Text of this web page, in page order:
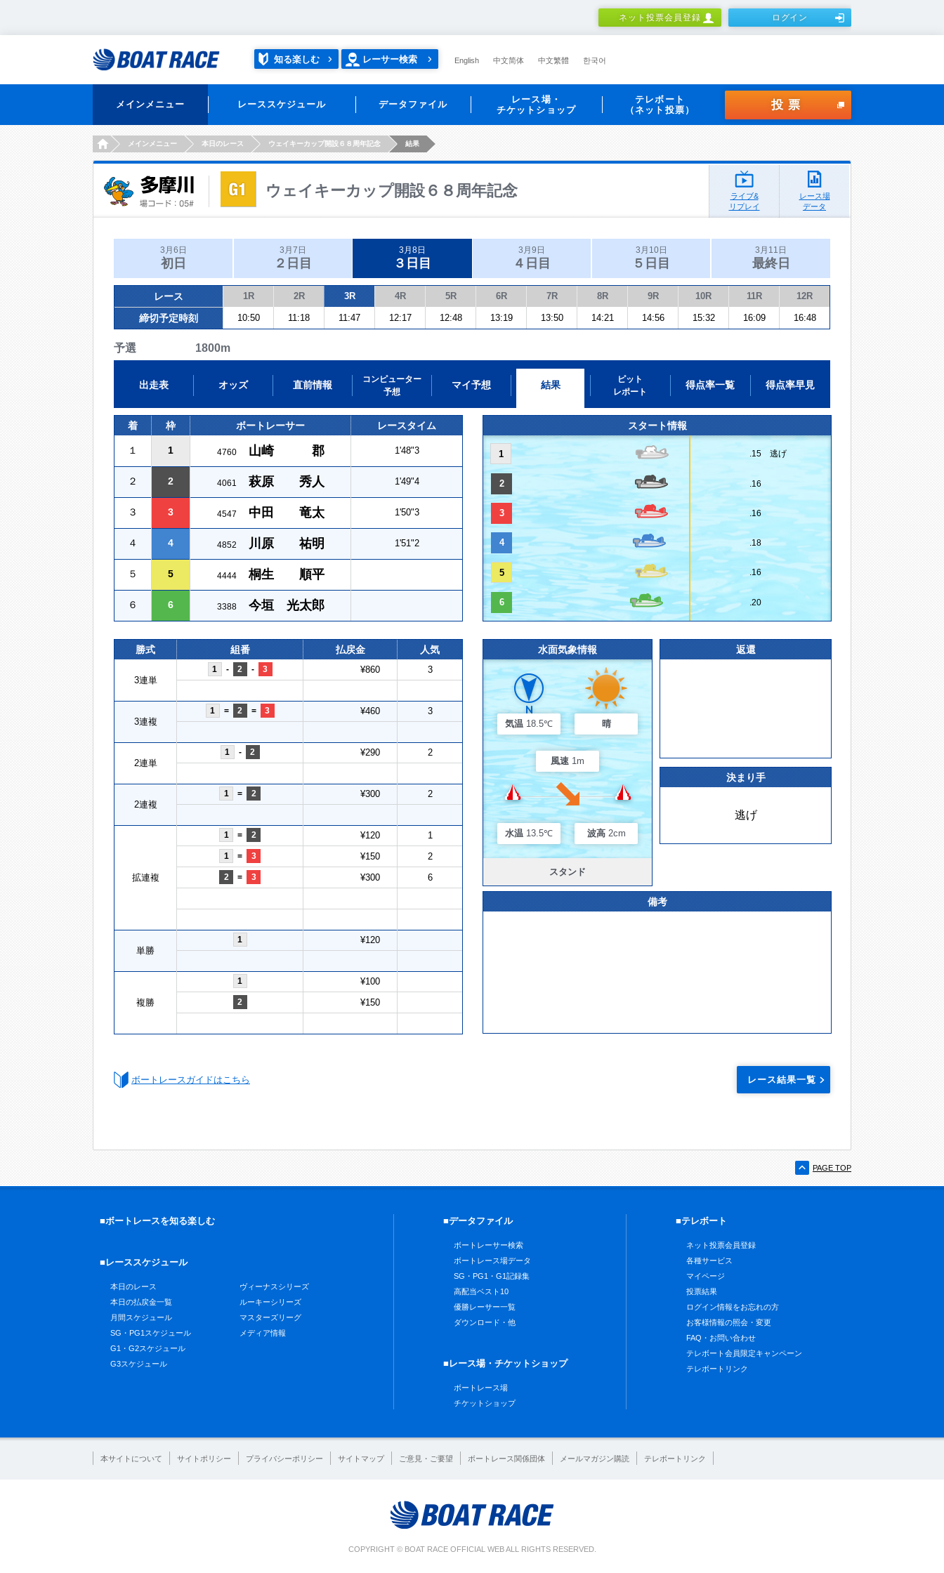
ネット投票会員登録 ログイン
知る楽しむ レーサー検索 English 中文简体 中文繁體 한국어
メインメニュー レーススケジュール データファイル
レース場・
チケットショップ
テレボート
（ネット投票）
投票
HOMEメインメニュー 本日のレース ウェイキーカップ開設６８周年記念 結果
ウェイキーカップ開設６８周年記念
ライブ&
リプレイ
レース場
データ
3月6日
初日
3月7日
２日目
3月8日
３日目
3月9日
４日目
3月10日
５日目
3月11日
最終日
レース 1R 2R 3R 4R 5R 6R 7R 8R 9R 10R 11R 12R
締切予定時刻 10:50 11:18 11:47 12:17 12:48 13:19 13:50 14:21 14:56 15:32 16:09 16:48
予選 1800m
出走表 オッズ 直前情報
コンピューター
予想
マイ予想 結果
ピット
レポート
得点率一覧 得点率早見
着 枠 ボートレーサー レースタイム
１ 1 4760 山崎 郡 1'48"3
２ 2 4061 萩原 秀人 1'49"4
３ 3 4547 中田 竜太 1'50"3
４ 4 4852 川原 祐明 1'51"2
５ 5 4444 桐生 順平
６ 6 3388 今垣 光太郎
スタート情報
1 .15 逃げ
2 .16
3 .16
4 .18
5 .16
6 .20
勝式 組番 払戻金 人気
3連単
1 - 2 - 3 ¥860 3
3連複
1 = 2 = 3 ¥460 3
2連単
1 - 2 ¥290 2
2連複
1 = 2 ¥300 2
拡連複
1 = 2 ¥120 1
1 = 3 ¥150 2
2 = 3 ¥300 6
単勝
1 ¥120
複勝
1 ¥100
2 ¥150
水面気象情報
気温 18.5℃ 晴
風速 1m
水温 13.5℃ 波高 2cm
スタンド
返還
決まり手
逃げ
備考
ボートレースガイドはこちら レース結果一覧
PAGE TOP
■ボートレースを知る楽しむ
■レーススケジュール
本日のレース
本日の払戻金一覧
月間スケジュール
SG・PG1スケジュール
G1・G2スケジュール
G3スケジュール
ヴィーナスシリーズ
ルーキーシリーズ
マスターズリーグ
メディア情報
■データファイル
ボートレーサー検索
ボートレース場データ
SG・PG1・G1記録集
高配当ベスト10
優勝レーサー一覧
ダウンロード・他
■レース場・チケットショップ
ボートレース場
チケットショップ
■テレボート
ネット投票会員登録
各種サービス
マイページ
投票結果
ログイン情報をお忘れの方
お客様情報の照会・変更
FAQ・お問い合わせ
テレボート会員限定キャンペーン
テレボートリンク
本サイトについて サイトポリシー プライバシーポリシー サイトマップ ご意見・ご要望 ボートレース関係団体 メールマガジン購読 テレボートリンク
COPYRIGHT © BOAT RACE OFFICIAL WEB ALL RIGHTS RESERVED.